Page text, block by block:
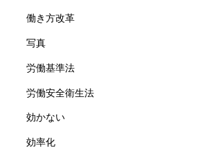
働き方改革
写真
労働基準法
労働安全衛生法
効かない
効率化